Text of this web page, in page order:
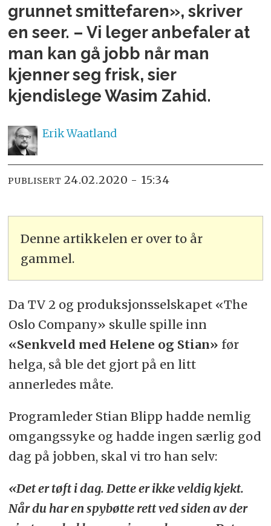
grunnet smittefaren», skriver
en seer. – Vi leger anbefaler at
man kan gå jobb når man
kjenner seg frisk, sier
kjendislege Wasim Zahid.
ErikWaatland
PUBLISERT 24.02.2020 - 15:34
Denne artikkelen er over to år
gammel.
Da TV 2 og produksjonsselskapet «The
Oslo Company» skulle spille inn
«Senkveld med Helene og Stian» før
helga, så ble det gjort på en litt
annerledes måte.
Programleder Stian Blipp hadde nemlig
omgangssyke og hadde ingen særlig god
dag på jobben, skal vi tro han selv:
«Det er tøft i dag. Dette er ikke veldig kjekt.
Når du har en spybøtte rett ved siden av der